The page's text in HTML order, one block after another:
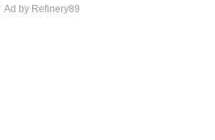
Ad by Refinery89